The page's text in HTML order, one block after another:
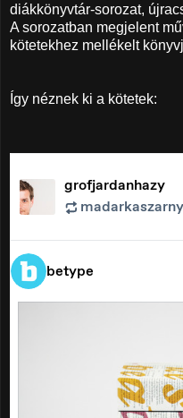
diákkönyvtár-sorozat,
A sorozatban megjelent
kötetekhez mellékelt
Így néznek ki a kötetek: